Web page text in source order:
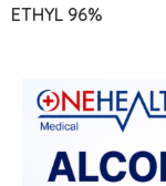
ETHYL 96%